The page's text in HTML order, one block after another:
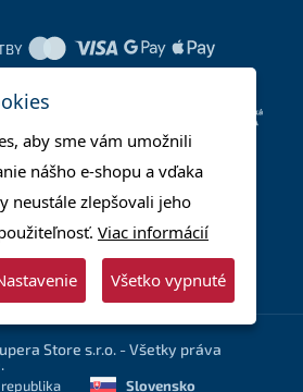
Store s.r.o. - Všetky práva
republika Slovensko
aby sme vám umožnili
nášho e-shopu a vďaka
neustále zlepšovali jeho
Viac informácií
Všetko vypnuté